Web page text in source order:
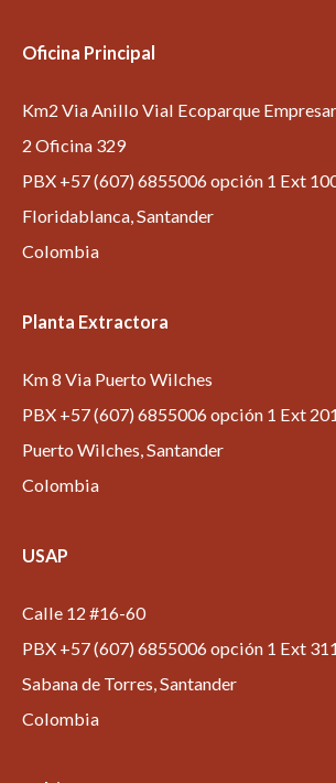
Oficina Principal
Km2 Via Anillo Vial Ecoparque
2 Oficina 329
PBX +57 (607) 6855006 opción 1 Ext
Floridablanca, Santander
Colombia
Planta Extractora
Km 8 Via Puerto Wilches
PBX +57 (607) 6855006 opción 1 Ext 201
Puerto Wilches, Santander
Colombia
USAP
Calle 12 #16-60
PBX +57 (607) 6855006 opción 1 Ext 311
Sabana de Torres, Santander
Colombia